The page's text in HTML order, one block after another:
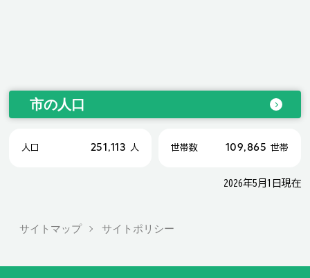
市の人口
人口 251,113 人 世帯数 109,865 世帯
2026年5月1日現在
サイトマップ サイトポリシー